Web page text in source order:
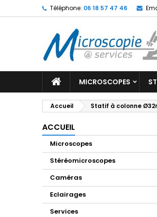
Téléphone: 06 18 57 47 46
MICROSCOPES
Accueil Statif à colonne
ACCUEIL
Microscopes
Stéréomicroscopes
Caméras
Eclairages
Services